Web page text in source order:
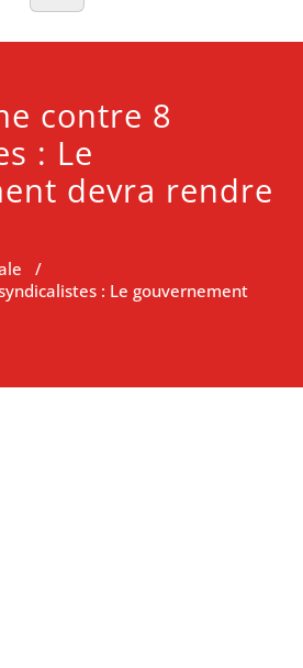
contre 8
: Le
devra rendre
/
: Le gouvernement